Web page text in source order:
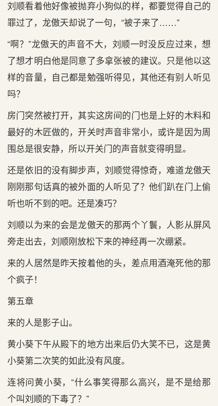
刘顺看着他好像被抛弃小狗似的样，都要觉得自己的
罪过了，龙傲天却说了一句，“被子来了……”
“啊？”龙傲天的声音不大，刘顺一时没反应过来，想
了想才明白他是同意了多拿张被的建议。只是他以这
样的音量，自己都是勉强听得见，其他还有别人听见
吗？
房门突然被打开，其实这房间的门也是上好的木料和
最好的木匠做的，开关时声音非常小，或许是因为周
围总是很安静，所以开关门的声音就变得明显。
还是依旧的没有脚步声，刘顺觉得惊奇，难道龙傲天
刚刚那句话真的被外面的人听见了？他们趴在门上偷
听也听不到的吧。还是凑巧？
刘顺以为来的会是龙傲天的那两个丫鬟，人影从屏风
旁走出去，刘顺刚放松下来的神经再一次绷紧。
来的人居然是昨天按着他的头，差点用酒淹死他的那
个疯子！
第五章
来的人是影子山。
黄小葵下午从殿下的地方出来后仍大笑不已，这是黄
小葵第二次笑的如此没有风度。
连将问黄小葵，“什么事笑得那么高兴，是不是给那
个叫刘顺的下毒了？”